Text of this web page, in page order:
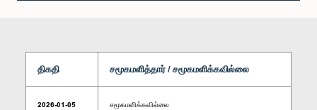
திகதி சமூகமளித்தார் / சமூகமளிக்கவில்லை
2026-01-05 சமூகமளிக்கவில்லை